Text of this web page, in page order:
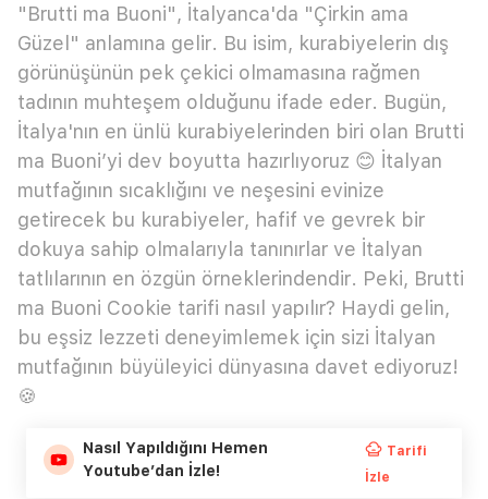
"Brutti ma Buoni", İtalyanca'da "Çirkin ama
Güzel" anlamına gelir. Bu isim, kurabiyelerin dış
görünüşünün pek çekici olmamasına rağmen
tadının muhteşem olduğunu ifade eder. Bugün,
İtalya'nın en ünlü kurabiyelerinden biri olan Brutti
ma Buoni’yi dev boyutta hazırlıyoruz 😊 İtalyan
mutfağının sıcaklığını ve neşesini evinize
getirecek bu kurabiyeler, hafif ve gevrek bir
dokuya sahip olmalarıyla tanınırlar ve İtalyan
tatlılarının en özgün örneklerindendir. Peki, Brutti
ma Buoni Cookie tarifi nasıl yapılır? Haydi gelin,
bu eşsiz lezzeti deneyimlemek için sizi İtalyan
mutfağının büyüleyici dünyasına davet ediyoruz!
🍪
Nasıl Yapıldığını Hemen
Youtube’dan İzle!
Tarifi
İzle